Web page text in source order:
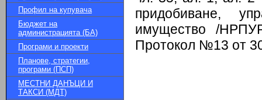
Профил на купувача
Бюджет на
администрацията (БА)
Програми и проекти
Планове, стратегии,
програми (ПСП)
МЕСТНИ ДАНЪЦИ И
ТАКСИ (МДТ)
придобиване,
имущество /
Протокол №13 от